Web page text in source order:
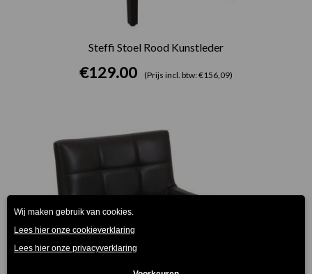
Steffi Stoel Rood Kunstleder
€129.00 (Prijs incl. btw: €156,09)